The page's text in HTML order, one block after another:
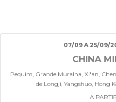
07/09 A 25/09/
CHINA
Pequim, Grande Muralha, Xi'an,
de Longji, Yangshuo, Hong
A